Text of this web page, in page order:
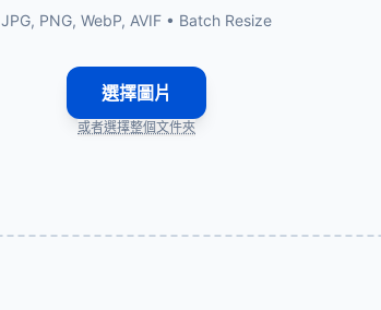
JPG, PNG, WebP, AVIF • Batch Resize
選擇圖片
或者選擇整個文件夾